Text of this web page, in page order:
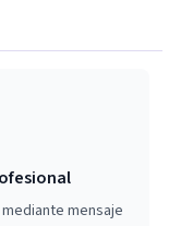
mensaje